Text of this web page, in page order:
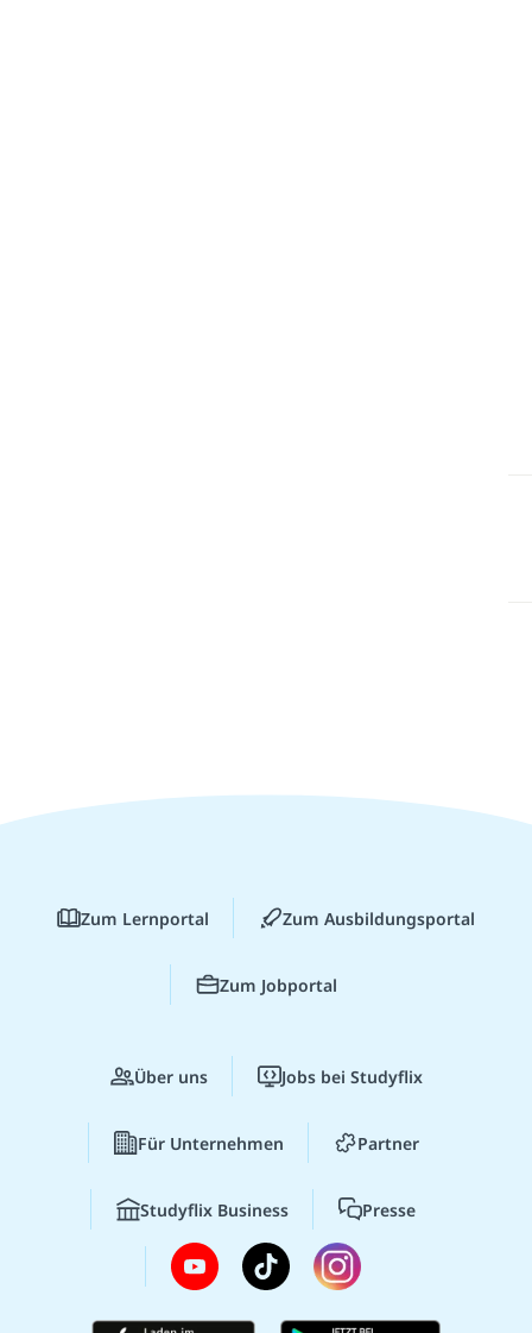
Zum Lernportal Zum Ausbildungsportal
Zum Jobportal
Über uns Jobs bei Studyflix
Für Unternehmen Partner
Studyflix Business Presse